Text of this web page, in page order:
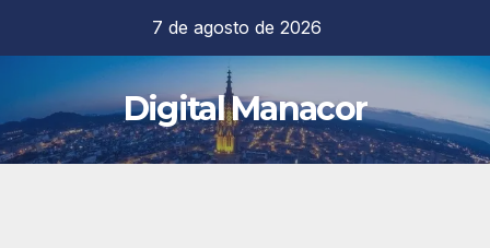
contenido
7 de agosto de 2026
Digital Manacor